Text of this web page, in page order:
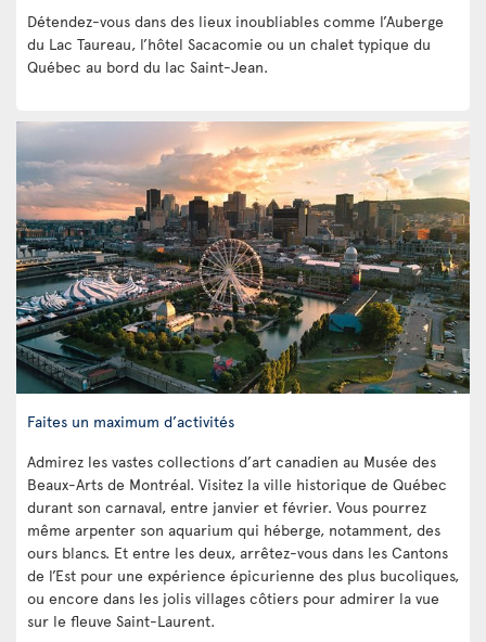
Détendez-vous dans des lieux inoubliables comme l’Auberge
du Lac Taureau, l’hôtel Sacacomie ou un chalet typique du
Québec au bord du lac Saint-Jean.
Faites un maximum d’activités
Admirez les vastes collections d’art canadien au Musée des
Beaux-Arts de Montréal. Visitez la ville historique de Québec
durant son carnaval, entre janvier et février. Vous pourrez
même arpenter son aquarium qui héberge, notamment, des
ours blancs. Et entre les deux, arrêtez-vous dans les Cantons
de l’Est pour une expérience épicurienne des plus bucoliques,
ou encore dans les jolis villages côtiers pour admirer la vue
sur le fleuve Saint-Laurent.